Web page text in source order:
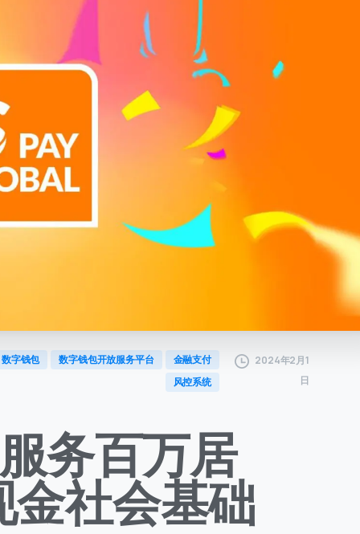
数字钱包 数字钱包开放服务平台
金融支付
风控系统
2024年2月1
日
务百万居
金社会基础